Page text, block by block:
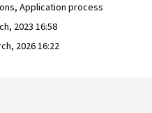
Application process
2023 16:58
2026 16:22